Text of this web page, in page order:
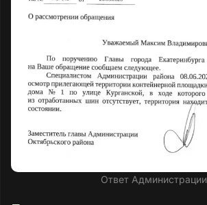
Ответ Администрации